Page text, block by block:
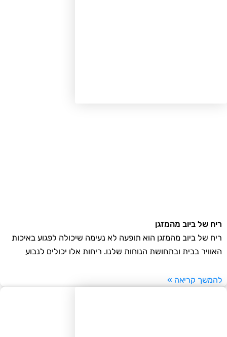
של ביוב מהמזגן
של ביוב מהמזגן הוא תופעה לא נעימה שיכולה לפגוע באיכות
בבית ובתחושת הנוחות שלנו. ריחות אלו יכולים לנבוע
קריאה »